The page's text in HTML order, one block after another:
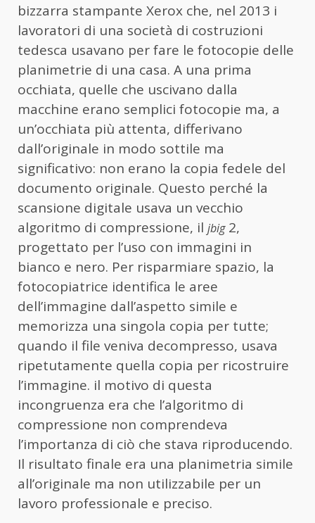
bizzarra stampante Xerox che, nel 2013 i
lavoratori di una società di costruzioni
tedesca usavano per fare le fotocopie delle
planimetrie di una casa. A una prima
occhiata, quelle che uscivano dalla
macchine erano semplici fotocopie ma, a
un’occhiata più attenta, differivano
dall’originale in modo sottile ma
significativo: non erano la copia fedele del
documento originale. Questo perché la
scansione digitale usava un vecchio
algoritmo di compressione, il jbig2,
progettato per l’uso con immagini in
bianco e nero. Per risparmiare spazio, la
fotocopiatrice identifica le aree
dell’immagine dall’aspetto simile e
memorizza una singola copia per tutte;
quando il file veniva decompresso, usava
ripetutamente quella copia per ricostruire
l’immagine. il motivo di questa
incongruenza era che l’algoritmo di
compressione non comprendeva
l’importanza di ciò che stava riproducendo.
Il risultato finale era una planimetria simile
all’originale ma non utilizzabile per un
lavoro professionale e preciso.